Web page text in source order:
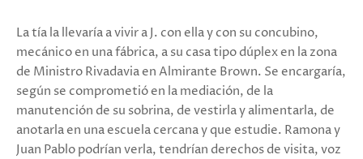
La tía la llevaría a vivir a J. con ella y con su concubino,
mecánico en una fábrica, a su casa tipo dúplex en la zona
de Ministro Rivadavia en Almirante Brown. Se encargaría,
según se comprometió en la mediación, de la
manutención de su sobrina, de vestirla y alimentarla, de
anotarla en una escuela cercana y que estudie. Ramona y
Juan Pablo podrían verla, tendrían derechos de visita, voz